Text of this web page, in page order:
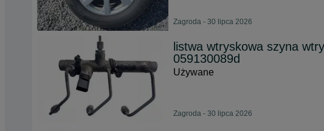
Zagroda - 30 lipca 2026
listwa wtryskowa szyna
059130089d
Używane
Zagroda - 30 lipca 2026